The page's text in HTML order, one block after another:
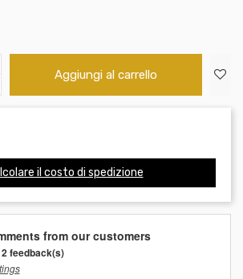
Aggiungi al carrello
il costo di spedizione
from our customers
2 feedback(s)